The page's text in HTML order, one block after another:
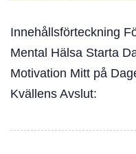
Innehållsförteckning
Mental Hälsa Starta
Motivation Mitt på
Kvällens Avslut: